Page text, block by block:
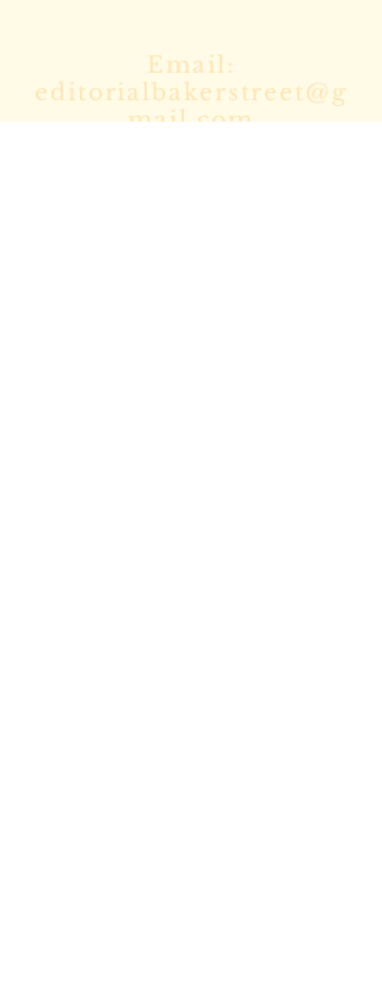
Email:
editorialbakerstreet@g
mail.com